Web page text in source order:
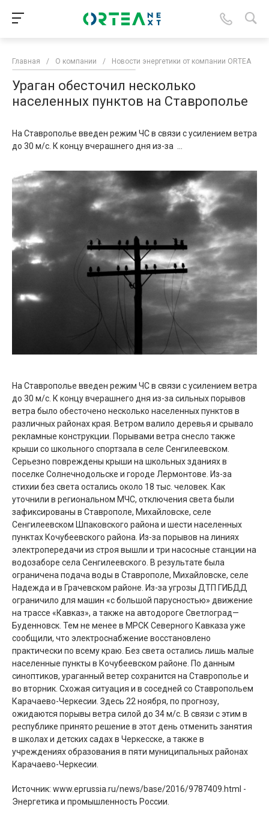
Главная / О компании / Новости энергетики от компании ORTEA
Ураган обесточил несколько
населенных пунктов на Ставрополье
На Ставрополье введен режим ЧС в связи с усилением ветра
до 30 м/с. К концу вчерашнего дня из-за ...
На Ставрополье введен режим ЧС в связи с усилением ветра
до 30 м/с. К концу вчерашнего дня из-за сильных порывов
ветра было обесточено несколько населенных пунктов в
различных районах края. Ветром валило деревья и срывало
рекламные конструкции. Порывами ветра снесло также
крыши со школьного спортзала в селе Сенгилеевском.
Серьезно повреждены крыши на школьных зданиях в
поселке Солнечнодольске и городе Лермонтове. Из-за
стихии без света остались около 18 тыс. человек. Как
уточнили в региональном МЧС, отключения света были
зафиксированы в Ставрополе, Михайловске, селе
Сенгилеевском Шпаковского района и шести населенных
пунктах Кочубеевского района. Из-за порывов на линиях
электропередачи из строя вышли и три насосные станции на
водозаборе села Сенгилеевского. В результате была
ограничена подача воды в Ставрополе, Михайловске, селе
Надежда и в Грачевском районе. Из-за угрозы ДТП ГИБДД
ограничило для машин «с большой парусностью» движение
на трассе «Кавказ», а также на автодороге Светлоград—
Буденновск. Тем не менее в МРСК Северного Кавказа уже
сообщили, что электроснабжение восстановлено
практически по всему краю. Без света остались лишь малые
населенные пункты в Кочубеевском районе. По данным
синоптиков, ураганный ветер сохранится на Ставрополье и
во вторник. Схожая ситуация и в соседней со Ставропольем
Карачаево-Черкесии. Здесь 22 ноября, по прогнозу,
ожидаются порывы ветра силой до 34 м/с. В связи с этим в
республике принято решение в этот день отменить занятия
в школах и детских садах в Черкесске, а также в
учреждениях образования в пяти муниципальных районах
Карачаево-Черкесии.
Источник: www.eprussia.ru/news/base/2016/9787409.html -
Энергетика и промышленность России.